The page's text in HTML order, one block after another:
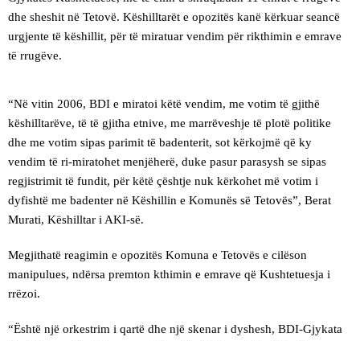
dhe sheshit në Tetovë. Këshilltarët e opozitës kanë kërkuar seancë
urgjente të këshillit, për të miratuar vendim për rikthimin e emrave
të rrugëve.
“Në vitin 2006, BDI e miratoi këtë vendim, me votim të gjithë
këshilltarëve, të të gjitha etnive, me marrëveshje të plotë politike
dhe me votim sipas parimit të badenterit, sot kërkojmë që ky
vendim të ri-miratohet menjëherë, duke pasur parasysh se sipas
regjistrimit të fundit, për këtë çështje nuk kërkohet më votim i
dyfishtë me badenter në Këshillin e Komunës së Tetovës”, Berat
Murati, Këshilltar i AKI-së.
Megjithatë reagimin e opozitës Komuna e Tetovës e cilëson
manipulues, ndërsa premton kthimin e emrave që Kushtetuesja i
rrëzoi.
“Është një orkestrim i qartë dhe një skenar i dyshesh, BDI-Gjykata